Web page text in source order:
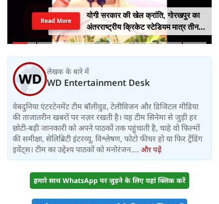
योगी सरकार की खेल क्रांति, गोरखपुर का
अंतरराष्ट्रीय क्रिकेट स्टेडियम मात्र तीन
महीने में लगभग 20% तैयार
Read More
लेखक के बारे में
WD Entertainment Desk
वेबदुनिया एंटरटेनमेंट टीम बॉलीवुड, टेलीविजन और डिजिटल मीडिया
की ताजातरीन खबरों पर नज़र रखती है। यह टीम सिनेमा से जुड़ी हर
छोटी-बड़ी जानकारी को अपने पाठकों तक पहुंचाती है, चाहे वो फिल्मों
की समीक्षा, सेलिब्रिटी इंटरव्यू, विश्लेषण, फोटो फीचर हो या फिर ट्रेंडिंग
इवेंट्स। टीम का उद्देश्य पाठकों को मनोरंजन.... और पढ़ें
हमारे साथ WhatsApp पर जुड़ने के लिए यहां क्लिक करें